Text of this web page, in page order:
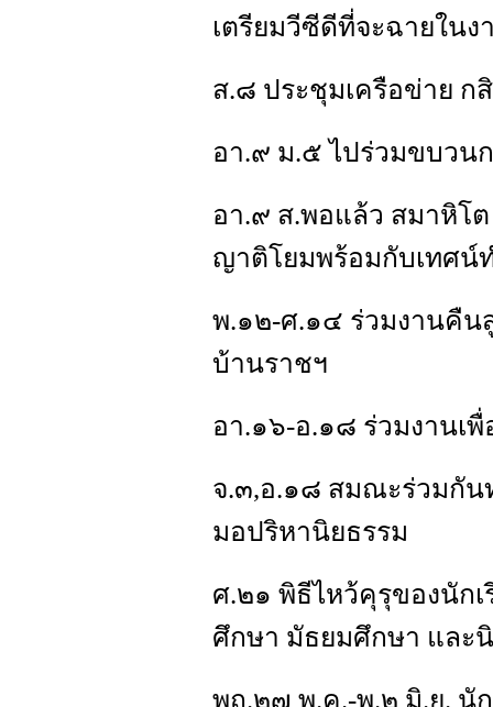
เตรียมวีซีดีที่จะฉายในง
ส.๘ ประชุมเครือข่าย ก
อา.๙ ม.๕ ไปร่วมขบวน
อา.๙ ส.พอแล้ว สมาหิโ
ญาติโยมพร้อมกับเทศน์
พ.๑๒-ศ.๑๔ ร่วมงานคืน
บ้านราชฯ
อา.๑๖-อ.๑๘ ร่วมงานเ
จ.๓,อ.๑๘ สมณะร่วมกัน
มอปริหานิยธรรม
ศ.๒๑ พิธีไหว้คุรุของนัก
ศึกษา มัธยมศึกษา และ
พฤ.๒๗ พ.ค.-พ.๒ มิ.ย. นั